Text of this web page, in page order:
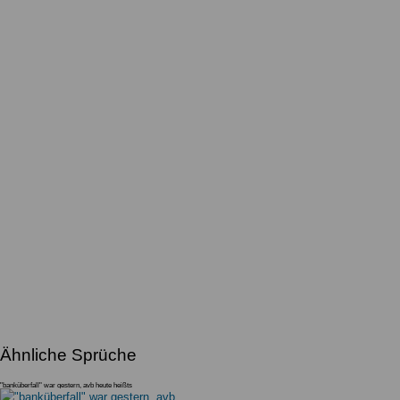
Ähnliche Sprüche
"banküberfall" war gestern, avb heute heißts
"LOLIÜBERFALL " xddddd